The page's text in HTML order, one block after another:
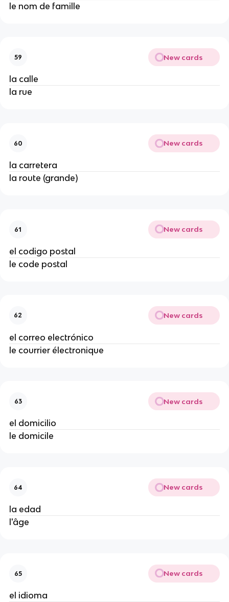
le nom de famille
59 New cards
la calle
la rue
60 New cards
la carretera
la route (grande)
61 New cards
el codigo postal
le code postal
62 New cards
el correo electrónico
le courrier électronique
63 New cards
el domicilio
le domicile
64 New cards
la edad
l'âge
65 New cards
el idioma